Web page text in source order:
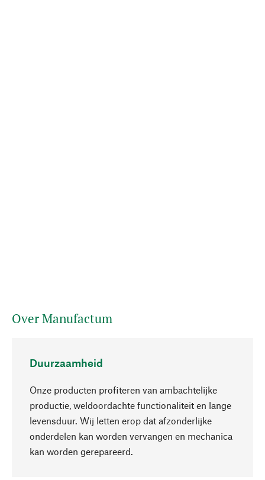
Over Manufactum
Duurzaamheid
Onze producten profiteren van ambachtelijke
productie, weldoordachte functionaliteit en lange
levensduur. Wij letten erop dat afzonderlijke
onderdelen kan worden vervangen en mechanica
kan worden gerepareerd.